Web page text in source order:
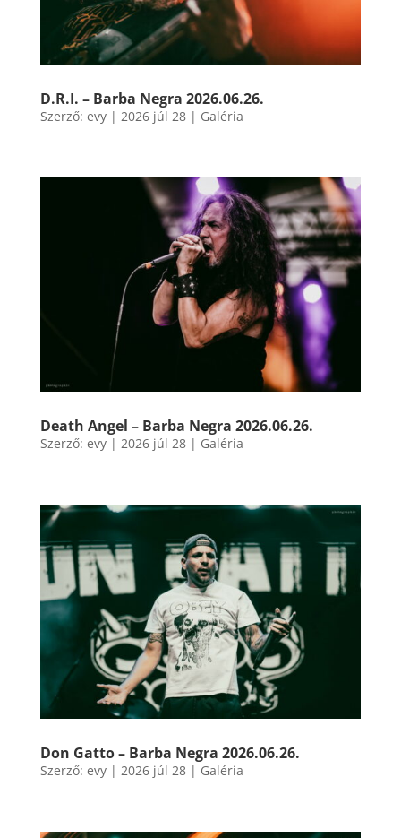
D.R.I. – Barba Negra 2026.06.26.
Szerző: evy| 2026 júl 28| Galéria
Death Angel – Barba Negra 2026.06.26.
Szerző: evy| 2026 júl 28| Galéria
Don Gatto – Barba Negra 2026.06.26.
Szerző: evy| 2026 júl 28| Galéria